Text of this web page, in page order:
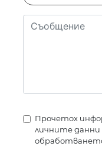
Прочетох
личните данни